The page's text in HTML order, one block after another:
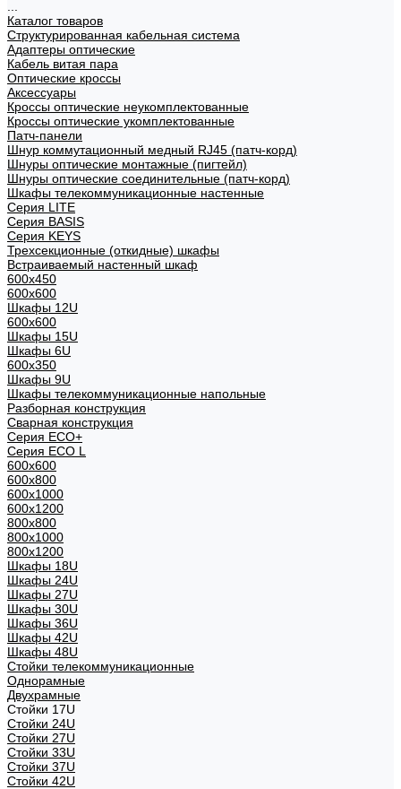
Каталог товаров
Структурированная кабельная система
Адаптеры оптические
Кабель витая пара
Оптические кроссы
Аксессуары
Кроссы оптические неукомплектованные
Кроссы оптические укомплектованные
Патч-панели
Шнур коммутационный медный RJ45 (патч-корд)
Шнуры оптические монтажные (пигтейл)
Шнуры оптические соединительные (патч-корд)
Шкафы телекоммуникационные настенные
Cерия LITE
Cерия BASIS
Cерия KEYS
Трехсекционные (откидные) шкафы
Встраиваемый настенный шкаф
600x450
600x600
Шкафы 12U
600x600
Шкафы 15U
Шкафы 6U
600x350
Шкафы 9U
Шкафы телекоммуникационные напольные
Разборная конструкция
Сварная конструкция
Серия ECO+
Серия ECO L
600x600
600x800
600х1000
600х1200
800x800
800х1000
800х1200
Шкафы 18U
Шкафы 24U
Шкафы 27U
Шкафы 30U
Шкафы 36U
Шкафы 42U
Шкафы 48U
Стойки телекоммуникационные
Однорамные
Двухрамные
Стойки 17U
Стойки 24U
Стойки 27U
Стойки 33U
Стойки 37U
Стойки 42U